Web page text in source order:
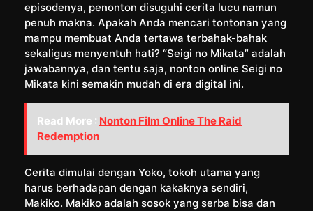
episodenya, penonton disuguhi cerita lucu namun
penuh makna. Apakah Anda mencari tontonan yang
mampu membuat Anda tertawa terbahak-bahak
sekaligus menyentuh hati? “Seigi no Mikata” adalah
jawabannya, dan tentu saja, nonton online Seigi no
Mikata kini semakin mudah di era digital ini.
Read More : Nonton Film Online The Raid
Redemption
Cerita dimulai dengan Yoko, tokoh utama yang
harus berhadapan dengan kakaknya sendiri,
Makiko. Makiko adalah sosok yang serba bisa dan